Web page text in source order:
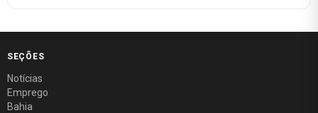
SEÇÕES
Notícias
Emprego
Bahia